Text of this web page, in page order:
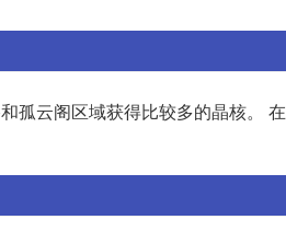
孤云阁区域获得比较多的晶核。 在